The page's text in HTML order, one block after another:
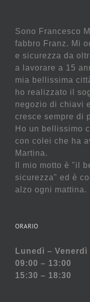
Sono Francesco
fabbro Franz. Mi
e sicurezza da
a lavorare a 15
mia bellissima
ho realizzato il
negozio di chiavi
cresce sempre di
Ho un bellissimo
con colei che ha
Martina.
Il mio motto è "il
sicurezza" ed è
alzo ogni mattina.
ORARIO
Lunedì – Venerdì
09:00 – 13:00
15:30 – 18:30